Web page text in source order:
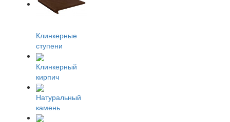
Клинкерные
ступени
Клинкерный
кирпич
Натуральный
камень